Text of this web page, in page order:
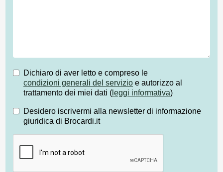
Dichiaro di aver letto e compreso le
condizioni generali del servizio e autorizzo al
trattamento dei miei dati ( leggi informativa)
Desidero iscrivermi alla newsletter di informazione
giuridica di Brocardi.it